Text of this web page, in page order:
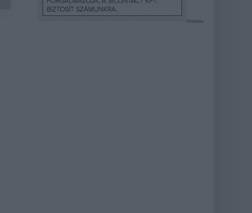
Hirdetés